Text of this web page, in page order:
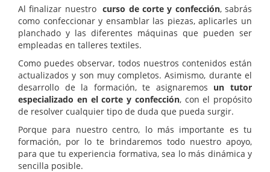
Al finalizar nuestrocurso de corte y confección, sabrás
como confeccionar y ensamblar las piezas, aplicarles un
planchado y las diferentes máquinas que pueden ser
empleadas en talleres textiles.
Como puedes observar, todos nuestros contenidos están
actualizados y son muy completos. Asimismo, durante el
desarrollo de la formación, te asignaremos un tutor
especializado en el corte y confección, con el propósito
de resolver cualquier tipo de duda que pueda surgir.
Porque para nuestro centro, lo más importante es tu
formación, por lo te brindaremos todo nuestro apoyo,
para que tu experiencia formativa, sea lo más dinámica y
sencilla posible.